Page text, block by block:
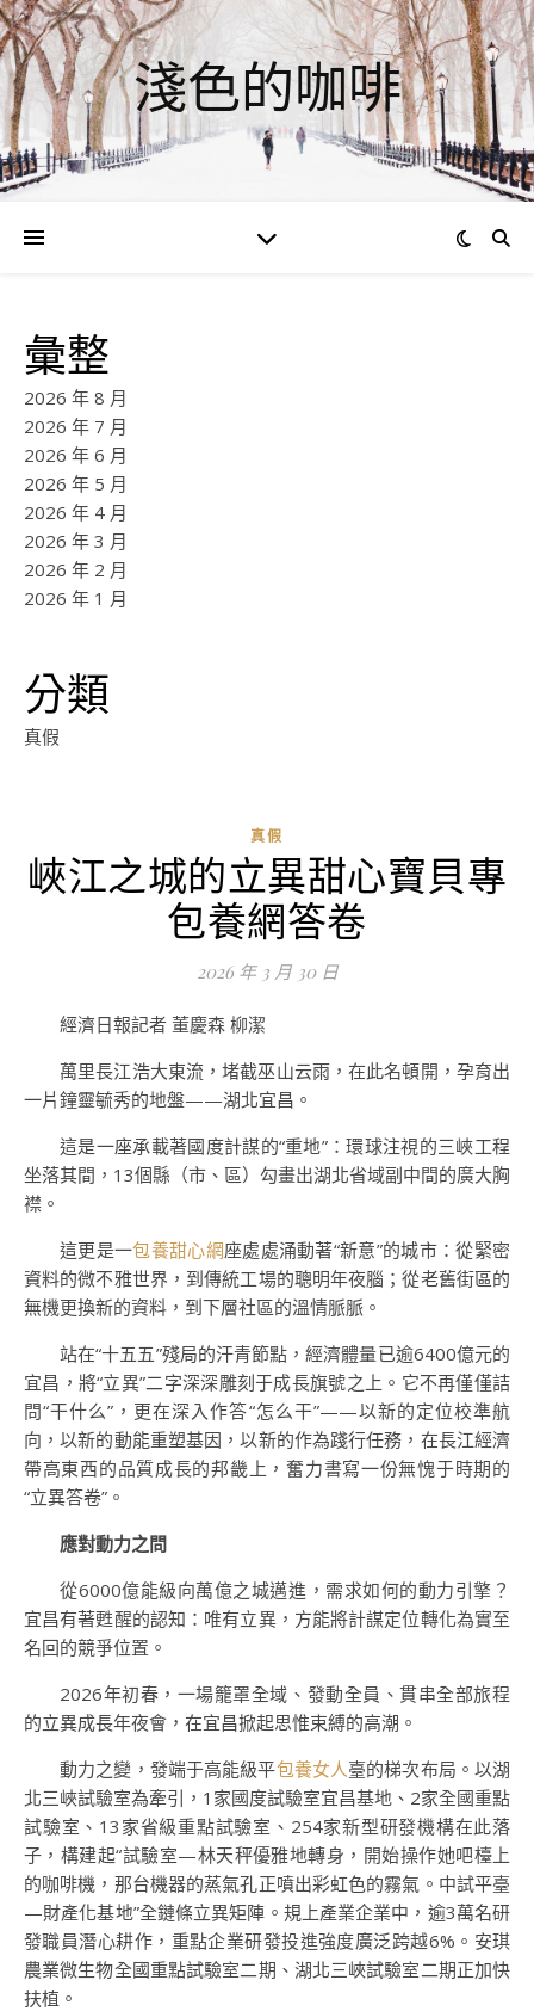
淺色的咖啡
彙整
2026 年 8 月
2026 年 7 月
2026 年 6 月
2026 年 5 月
2026 年 4 月
2026 年 3 月
2026 年 2 月
2026 年 1 月
分類
真假
真假
峽江之城的立異甜心寶貝專
包養網答卷
2026 年 3 月 30 日
經濟日報記者 董慶森 柳潔
萬里長江浩大東流，堵截巫山云雨，在此名頓開，孕育出
一片鐘靈毓秀的地盤——湖北宜昌。
這是一座承載著國度計謀的“重地”：環球注視的三峽工程
坐落其間，13個縣（市、區）勾畫出湖北省域副中間的廣大胸
襟。
這更是一包養甜心網座處處涌動著“新意”的城市：從緊密
資料的微不雅世界，到傳統工場的聰明年夜腦；從老舊街區的
無機更換新的資料，到下層社區的溫情脈脈。
站在“十五五”殘局的汗青節點，經濟體量已逾6400億元的
宜昌，將“立異”二字深深雕刻于成長旗號之上。它不再僅僅詰
問“干什么”，更在深入作答“怎么干”——以新的定位校準航
向，以新的動能重塑基因，以新的作為踐行任務，在長江經濟
帶高東西的品質成長的邦畿上，奮力書寫一份無愧于時期的
“立異答卷”。
應對動力之問
從6000億能級向萬億之城邁進，需求如何的動力引擎？
宜昌有著甦醒的認知：唯有立異，方能將計謀定位轉化為實至
名回的競爭位置。
2026年初春，一場籠罩全域、發動全員、貫串全部旅程
的立異成長年夜會，在宜昌掀起思惟束縛的高潮。
動力之變，發端于高能級平包養女人臺的梯次布局。以湖
北三峽試驗室為牽引，1家國度試驗室宜昌基地、2家全國重點
試驗室、13家省級重點試驗室、254家新型研發機構在此落
子，構建起“試驗室—林天秤優雅地轉身，開始操作她吧檯上
的咖啡機，那台機器的蒸氣孔正噴出彩虹色的霧氣。中試平臺
—財產化基地”全鏈條立異矩陣。規上產業企業中，逾3萬名研
發職員潛心耕作，重點企業研發投進強度廣泛跨越6%。安琪
農業微生物全國重點試驗室二期、湖北三峽試驗室二期正加快
扶植。